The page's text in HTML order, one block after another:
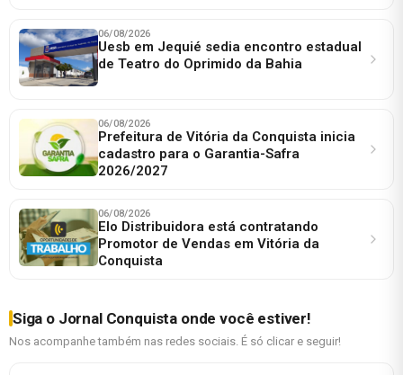
06/08/2026
Uesb em Jequié sedia encontro estadual
de Teatro do Oprimido da Bahia
06/08/2026
Prefeitura de Vitória da Conquista inicia
cadastro para o Garantia-Safra
2026/2027
06/08/2026
Elo Distribuidora está contratando
Promotor de Vendas em Vitória da
Conquista
Siga o Jornal Conquista onde você estiver!
Nos acompanhe também nas redes sociais. É só clicar e seguir!